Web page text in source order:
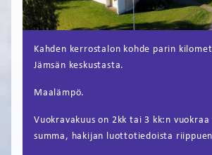
Kahden kerrostalon kohde parin
Jämsän keskustasta.
Maalämpö.
Vuokravakuus on 2kk tai 3 kk:n vuokraa
summa, hakijan luottotiedoista